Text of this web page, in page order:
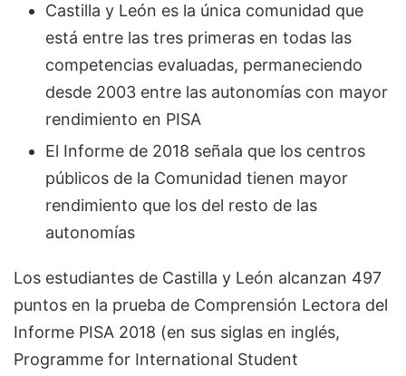
Castilla y León es la única comunidad que
está entre las tres primeras en todas las
competencias evaluadas, permaneciendo
desde 2003 entre las autonomías con mayor
rendimiento en PISA
El Informe de 2018 señala que los centros
públicos de la Comunidad tienen mayor
rendimiento que los del resto de las
autonomías
Los estudiantes de Castilla y León alcanzan 497
puntos en la prueba de Comprensión Lectora del
Informe PISA 2018 (en sus siglas en inglés,
Programme for International Student